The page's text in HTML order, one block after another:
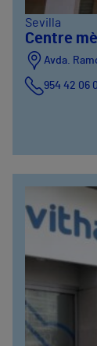
Sevilla
Centre
Avda.
954 42 06